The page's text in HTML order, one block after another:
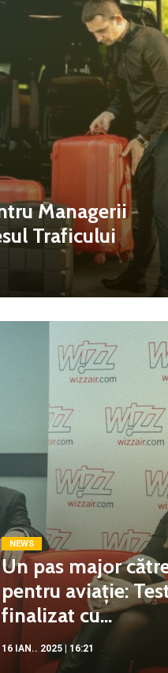
Managerii
Traficului
NEWS
Un pas major
pentru aviație:
finalizat cu...
16 IAN.. 2025 | 16:21